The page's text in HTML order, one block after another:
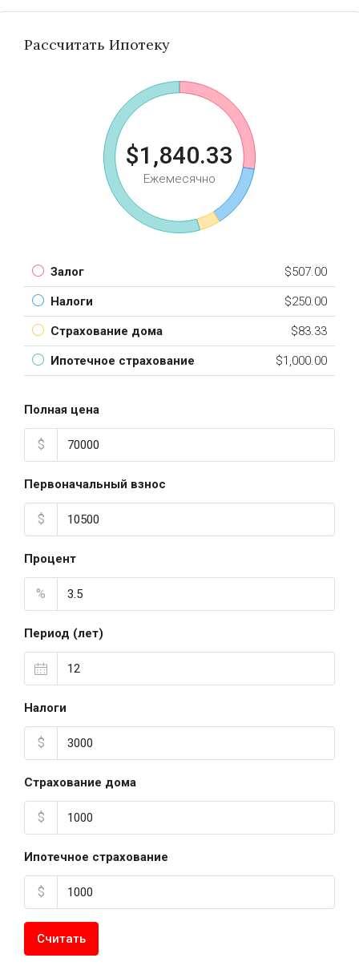
Рассчитать Ипотеку
$1,840.33
Ежемесячно
Залог $507.00
Налоги $250.00
Страхование дома $83.33
Ипотечное страхование $1,000.00
Полная цена
$
Первоначальный взнос
$
Процент
%
Период (лет)
Налоги
$
Страхование дома
$
Ипотечное страхование
$
Считать